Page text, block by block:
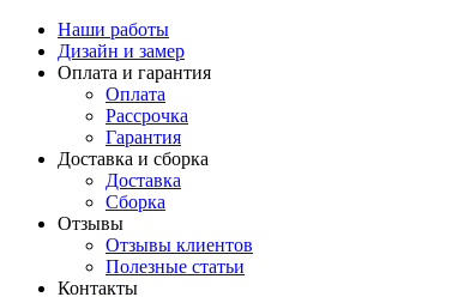
Наши работы
Дизайн и замер
Оплата и гарантия
Оплата
Рассрочка
Гарантия
Доставка и сборка
Доставка
Сборка
Отзывы
Отзывы клиентов
Полезные статьи
Контакты